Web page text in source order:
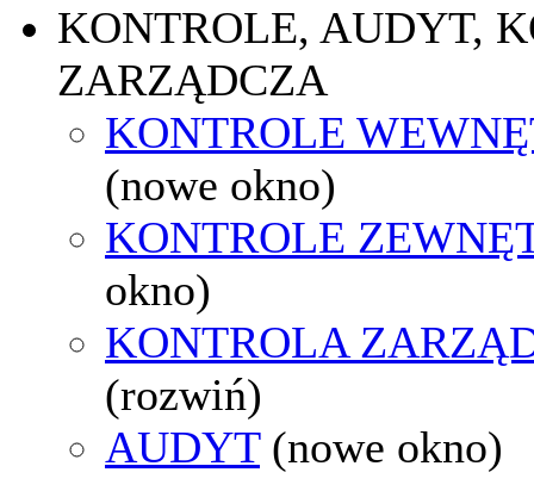
KONTROLE, AUDYT,
ZARZĄDCZA
KONTROLE
(nowe okno)
KONTROLE
okno)
KONTROLA
(rozwiń)
AUDYT (nowe okno)